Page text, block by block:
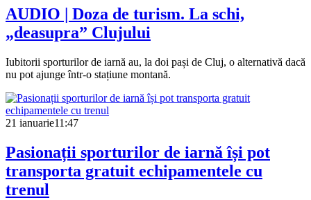
AUDIO | Doza de turism. La schi,
„deasupra” Clujului
Iubitorii sporturilor de iarnă au, la doi pași de Cluj, o alternativă dacă
nu pot ajunge într-o stațiune montană.
21 ianuarie11:47
Pasionații sporturilor de iarnă își pot
transporta gratuit echipamentele cu
trenul